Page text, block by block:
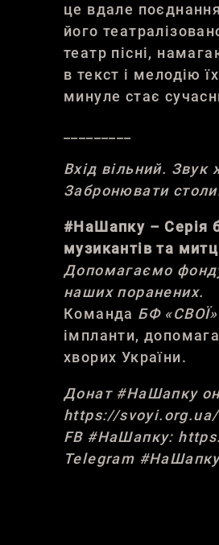
це вдале
його
театр пісні,
в текст і мелодію
минуле стає
Вхід вільний. Звук
Забронювати
#НаШапку – Серія
музикантів та
Допомагаємо фонду
наших поранених.
Команда БФ «СВОЇ»
імпланти,
хворих України.
Донат #НаШапку
https://
FB #НаШапку:
Telegram